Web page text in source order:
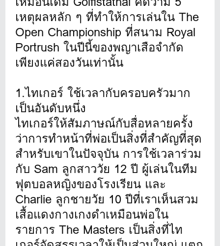
เหตุผลหลัก ๆ ที่ทำให้การเล่นใน The
Open Championship ที่สนาม Royal
Portrush ในปีนี้ของพญาเสือจำกัด
เพียงแค่สองวันเท่านั้น
1.ไทเกอร์ ใช้เวลากับครอบครัวมาก
เป็นอันดับหนึ่ง
ไทเกอร์ให้สัมภาษณ์กับสื่อหลายครั้ง
ว่าการทำหน้าที่พ่อเป็นสิ่งที่สำคัญที่สุด
สำหรับเขาในปัจจุบัน การใช้เวลาร่วม
กับ Sam ลูกสาววัย 12 ปี ผู้เล่นในทีม
ฟุตบอลหญิงของโรงเรียน และ
Charlie ลูกชายวัย 10 ปีที่เราเห็นสวม
เสื้อแดงกางเกงดำเหมือนพ่อใน
รายการ The Masters เป็นสิ่งที่ไท